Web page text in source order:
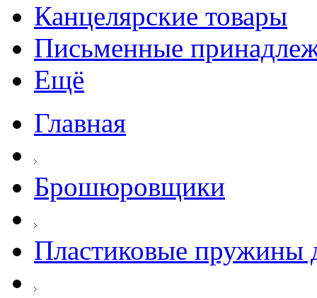
Канцелярские товары
Письменные
Ещё
Главная
Брошюровщики
Пластиковые пружины